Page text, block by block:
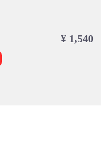
¥ 1,540